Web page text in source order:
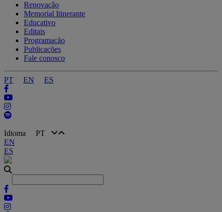
Renovação
Memorial Itinerante
Educativo
Editais
Programação
Publicações
Fale conosco
PT EN ES
Idioma PT
EN
ES